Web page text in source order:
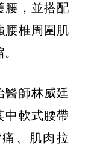
腰，並搭配
腰椎周圍肌
醫師林威廷
中軟式腰帶
、肌肉拉